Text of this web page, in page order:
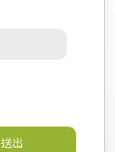
送出